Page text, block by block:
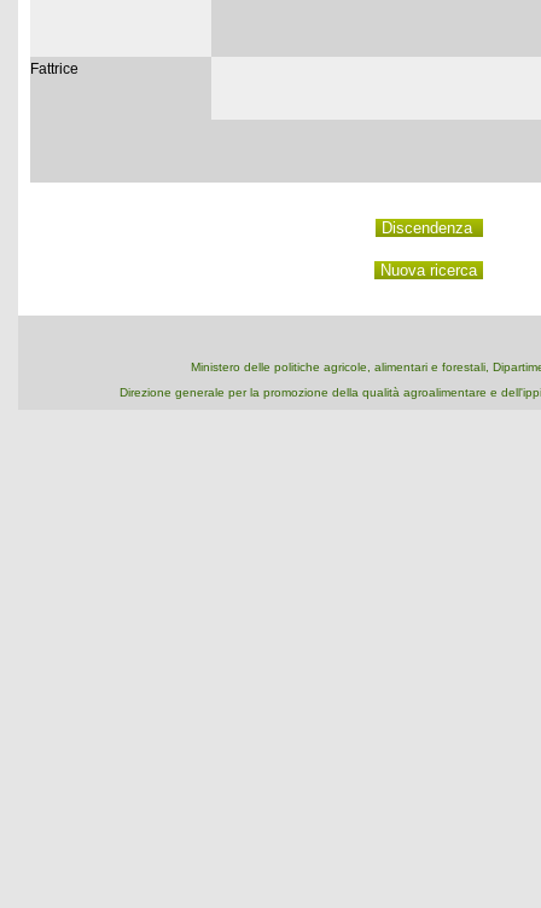
Fattrice
Ministero delle politiche agricole, alimentari e forestali,
Direzione generale per la promozione della qualità agroalimentare e